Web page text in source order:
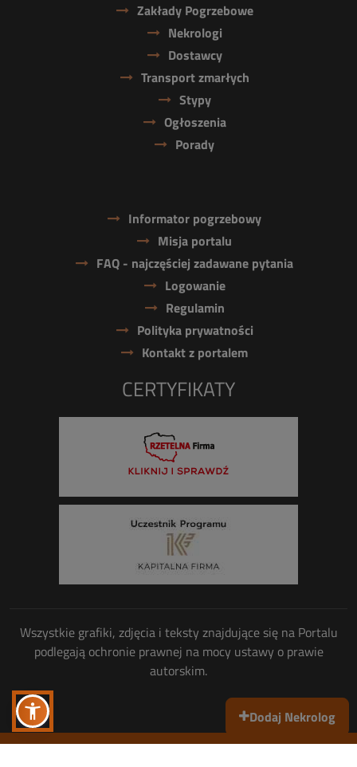
Dodaj Nekrolog
Zakłady Pogrzebowe
Nekrologi
Dostawcy
Transport zmarłych
Stypy
Ogłoszenia
Porady
Informator pogrzebowy
Misja portalu
FAQ - najczęściej zadawane pytania
Logowanie
Regulamin
Polityka prywatności
Kontakt z portalem
CERTYFIKATY
Wszystkie grafiki, zdjęcia i teksty znajdujące się na Portalu
podlegają ochronie prawnej na mocy ustawy o prawie
autorskim.